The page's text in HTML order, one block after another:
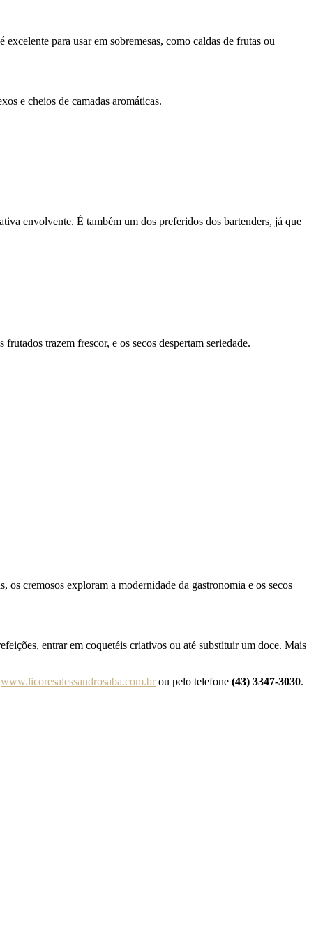
para usar em sobremesas, como caldas de frutas ou
e cheios de camadas aromáticas.
envolvente. É também um dos preferidos dos bartenders, já que
trazem frescor, e os secos despertam seriedade.
os cremosos exploram a modernidade da gastronomia e os secos
entrar em coquetéis criativos ou até substituir um doce. Mais
www.licoresalessandrosaba.com.br ou pelo telefone (43) 3347-3030.